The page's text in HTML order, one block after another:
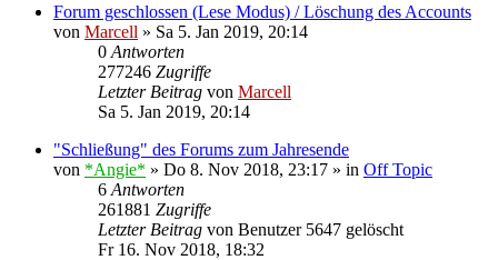
Forum geschlossen (Lese Modus) / Löschung des Accounts
von Marcell » Sa 5. Jan 2019, 20:14
0 Antworten
277246 Zugriffe
Letzter Beitrag von Marcell
Sa 5. Jan 2019, 20:14
"Schließung" des Forums zum Jahresende
von *Angie* » Do 8. Nov 2018, 23:17 » in Off Topic
6 Antworten
261881 Zugriffe
Letzter Beitrag von Benutzer 5647 gelöscht
Fr 16. Nov 2018, 18:32